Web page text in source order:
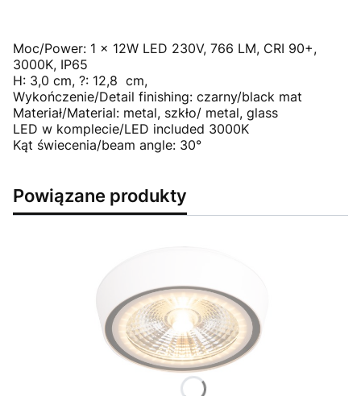
Moc/Power: 1 x 12W LED 230V, 766 LM, CRI 90+,
3000K, IP65
H: 3,0 cm, ?: 12,8 cm,
Wykończenie/Detail finishing: czarny/black mat
Materiał/Material: metal, szkło/ metal, glass
LED w komplecie/LED included 3000K
Kąt świecenia/beam angle: 30°
Powiązane produkty